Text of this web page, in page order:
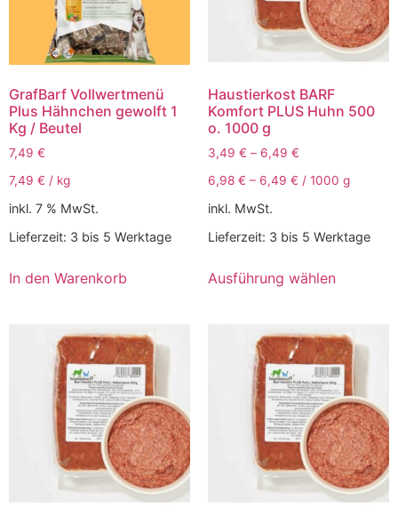
GrafBarf Vollwertmenü
Plus Hähnchen gewolft 1
Kg / Beutel
7,49 €
7,49 € / kg
inkl. 7 % MwSt.
Lieferzeit: 3 bis 5 Werktage
In den Warenkorb
Haustierkost BARF
Komfort PLUS Huhn 500
o. 1000 g
3,49 € – 6,49 €
6,98 € – 6,49 € / 1000 g
inkl. MwSt.
Lieferzeit: 3 bis 5 Werktage
Ausführung wählen